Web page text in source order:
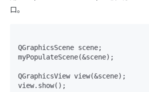
口。
QGraphicsScene scene;
myPopulateScene(&scene);
QGraphicsView view(&scene);
view.show();